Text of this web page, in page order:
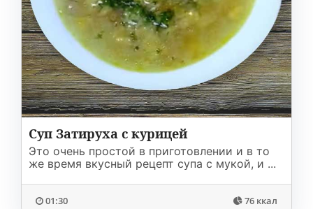
Суп Затируха с курицей
Это очень простой в приготовлении и в то
же время вкусный рецепт супа с мукой, и ...
01:30 76 ккал